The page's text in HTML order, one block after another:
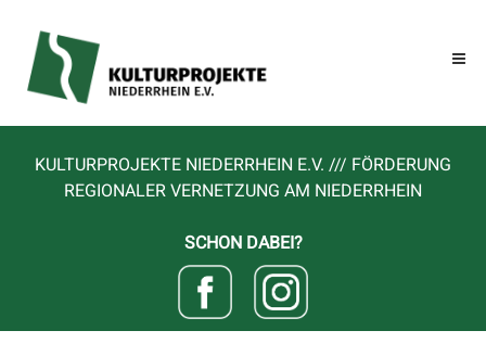
KULTURPROJEKTE NIEDERRHEIN E.V. /// FÖRDERUNG
REGIONALER VERNETZUNG AM NIEDERRHEIN
SCHON DABEI?